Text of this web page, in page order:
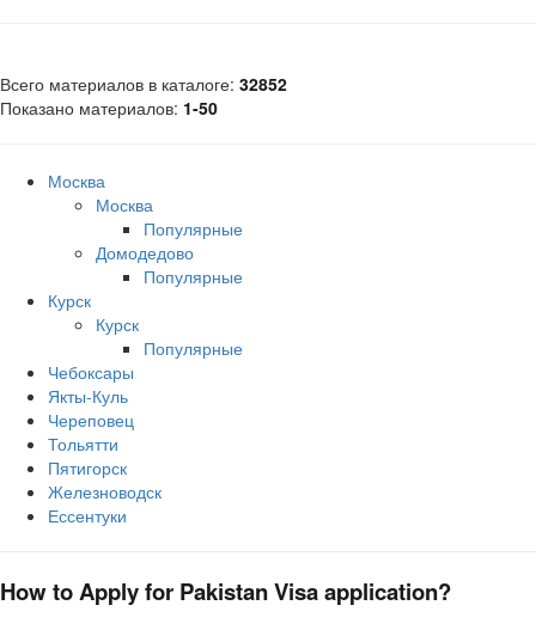
Всего материалов в каталоге: 32852
Показано материалов: 1-50
Москва
Москва
Популярные
Домодедово
Популярные
Курск
Курск
Популярные
Чебоксары
Якты-Куль
Череповец
Тольятти
Пятигорск
Железноводск
Ессентуки
How to Apply for Pakistan Visa application?